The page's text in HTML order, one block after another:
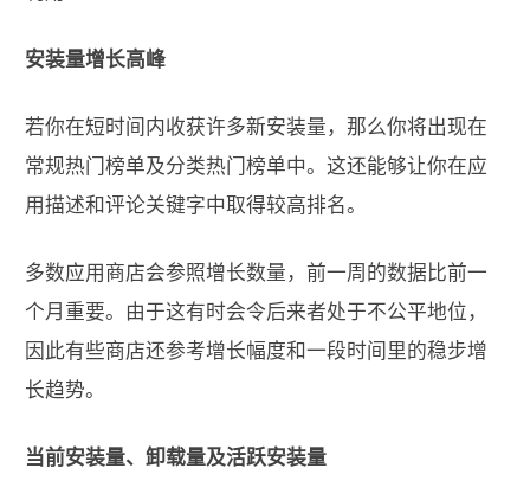
安装量增长高峰
若你在短时间内收获许多新安装量，那么你将出现在
常规热门榜单及分类热门榜单中。这还能够让你在应
用描述和评论关键字中取得较高排名。
多数应用商店会参照增长数量，前一周的数据比前一
个月重要。由于这有时会令后来者处于不公平地位，
因此有些商店还参考增长幅度和一段时间里的稳步增
长趋势。
当前安装量、卸载量及活跃安装量